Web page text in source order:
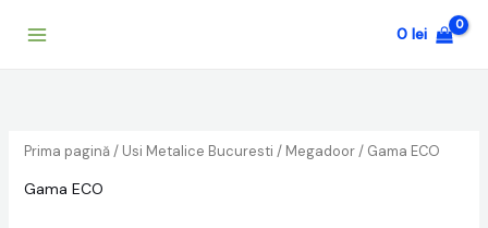
0lei
Prima pagină/ Usi Metalice Bucuresti / Megadoor/ Gama ECO
Gama ECO